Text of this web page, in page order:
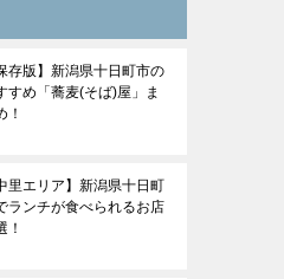
存版】新潟県十日町市の
すめ「蕎麦(そば)屋」ま
！
里エリア】新潟県十日町
ランチが食べられるお店
！